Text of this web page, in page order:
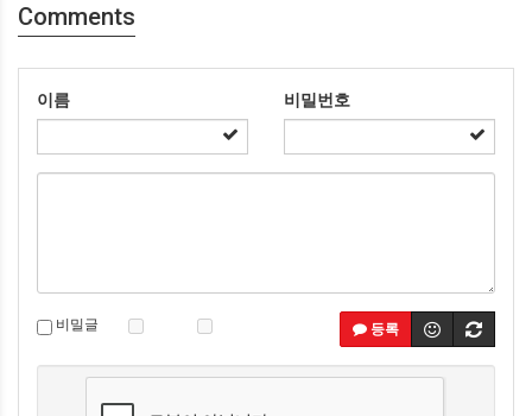
Comments
이름 비밀번호
등록
비밀글